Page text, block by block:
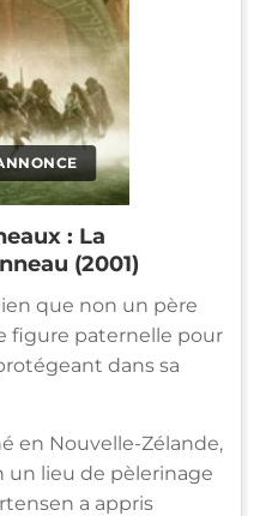
: La
(2001)
que non un père
figure paternelle pour
dans sa
en Nouvelle-Zélande,
un lieu de pèlerinage
a appris